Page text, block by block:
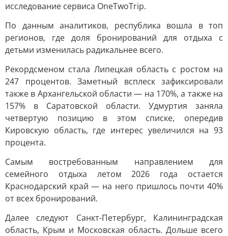
исследование сервиса OneTwoTrip.
По данным аналитиков, республика вошла в топ
регионов, где доля бронирований для отдыха с
детьми изменилась радикальнее всего.
Рекордсменом стала Липецкая область с ростом на
247 процентов. Заметный всплеск зафиксировали
также в Архангельской области — на 170%, а также на
157% в Саратовской области. Удмуртия заняла
четвертую позицию в этом списке, опередив
Кировскую область, где интерес увеличился на 93
процента.
Самым востребованным направлением для
семейного отдыха летом 2026 года остается
Краснодарский край — на него пришлось почти 40%
от всех бронирований.
Далее следуют Санкт-Петербург, Калининградская
область, Крым и Московская область. Дольше всего